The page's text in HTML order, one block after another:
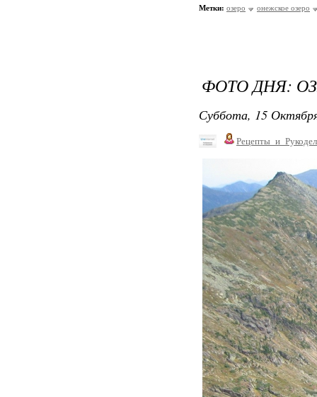
Метки: озеро онежское озеро
ФОТО ДНЯ:
Суббота, 15